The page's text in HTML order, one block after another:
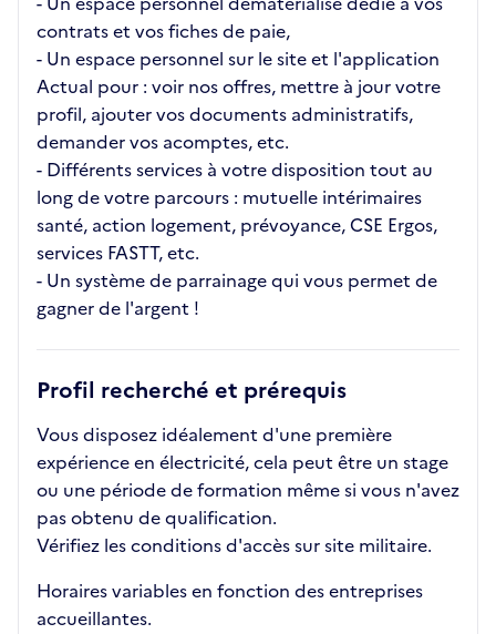
contrats et vos fiches de paie,
- Un espace personnel sur le site et l'application
Actual pour : voir nos offres, mettre à jour votre
profil, ajouter vos documents administratifs,
demander vos acomptes, etc.
- Différents services à votre disposition tout au
long de votre parcours : mutuelle intérimaires
santé, action logement, prévoyance, CSE Ergos,
services FASTT, etc.
- Un système de parrainage qui vous permet de
gagner de l'argent !
Profil recherché et prérequis
Vous disposez idéalement d'une première
expérience en électricité, cela peut être un stage
ou une période de formation même si vous n'avez
pas obtenu de qualification.
Vérifiez les conditions d'accès sur site militaire.
Horaires variables en fonction des entreprises
accueillantes.